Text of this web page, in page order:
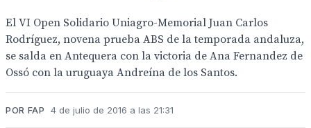
El VI Open Solidario Uniagro-Memorial Juan Carlos
Rodríguez, novena prueba ABS de la temporada andaluza,
se salda en Antequera con la victoria de Ana Fernandez de
Ossó con la uruguaya Andreína de los Santos.
POR FAP 4 de julio de 2016 a las 21:31